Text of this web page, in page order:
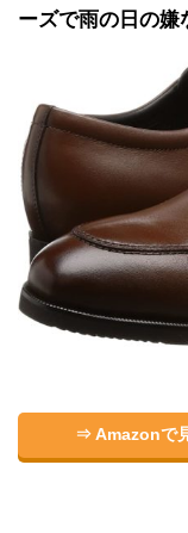
ーズで雨の日の嫌
⇒ Amazonで